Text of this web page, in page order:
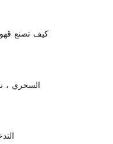
كيف تصنع
السحري ،